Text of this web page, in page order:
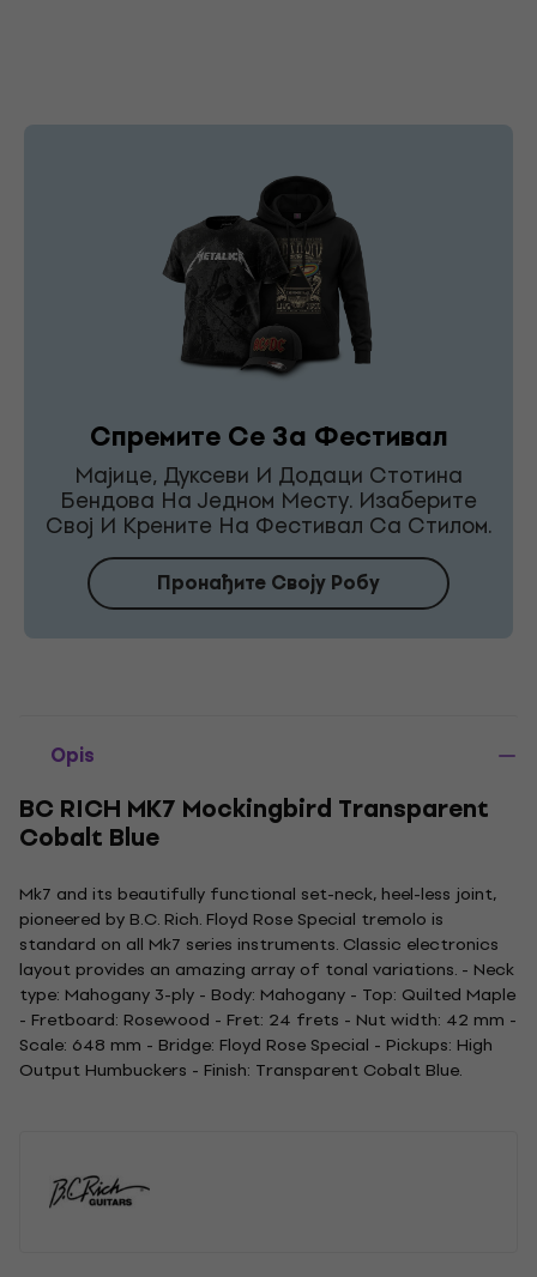
Спремите Се За Фестивал
Мајице, Дуксеви И Додаци Стотина
Бендова На Једном Месту. Изаберите
Свој И Крените На Фестивал Са Стилом.
Пронађите Своју Робу
Opis
BC RICH MK7 Mockingbird Transparent
Cobalt Blue
Mk7 and its beautifully functional set-neck, heel-less joint,
pioneered by B.C. Rich. Floyd Rose Special tremolo is
standard on all Mk7 series instruments. Classic electronics
layout provides an amazing array of tonal variations. - Neck
type: Mahogany 3-ply - Body: Mahogany - Top: Quilted Maple
- Fretboard: Rosewood - Fret: 24 frets - Nut width: 42 mm -
Scale: 648 mm - Bridge: Floyd Rose Special - Pickups: High
Output Humbuckers - Finish: Transparent Cobalt Blue.